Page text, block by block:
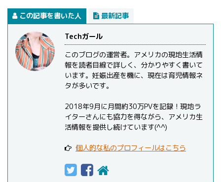
この記事を書いた人 最新記事
Techガール
このブログの運営者。アメリカの現地生活情
報を読者目線で詳しく、分かりやすく書いて
います。妊娠出産を機に、現在は育児情報ネ
タが多いです。
2018年9月に月間約30万PVを記録！現地ラ
イターさんにも協力を得ながら、アメリカ生
活情報を提供し続けています(^^)
個人的な私のプロフィールはこちら